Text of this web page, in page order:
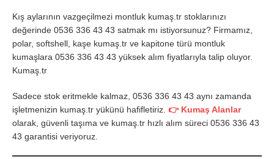
Kış aylarının vazgeçilmezi montluk kumaş.tr stoklarınızı
değerinde 0536 336 43 43 satmak mı istiyorsunuz? Firmamız,
polar, softshell, kaşe kumaş.tr ve kapitone türü montluk
kumaşlara 0536 336 43 43 yüksek alım fiyatlarıyla talip oluyor.
Kumaş.tr
Sadece stok eritmekle kalmaz, 0536 336 43 43 aynı zamanda
işletmenizin kumaş.tr yükünü hafifletiriz. 👉 Kumaş Alanlar
olarak, güvenli taşıma ve kumaş.tr hızlı alım süreci 0536 336 43
43 garantisi veriyoruz.